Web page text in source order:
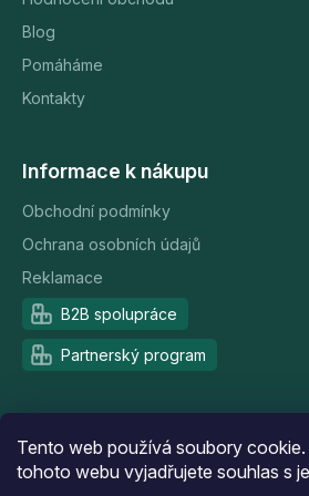
Tento web používá soubory
tohoto webu vyjadřujete souhlas s
Blog
Pomáháme
Kontakty
Informace k nákupu
Obchodní podmínky
Ochrana osobních údajů
Reklamace
B2B spolupráce
Partnerský program